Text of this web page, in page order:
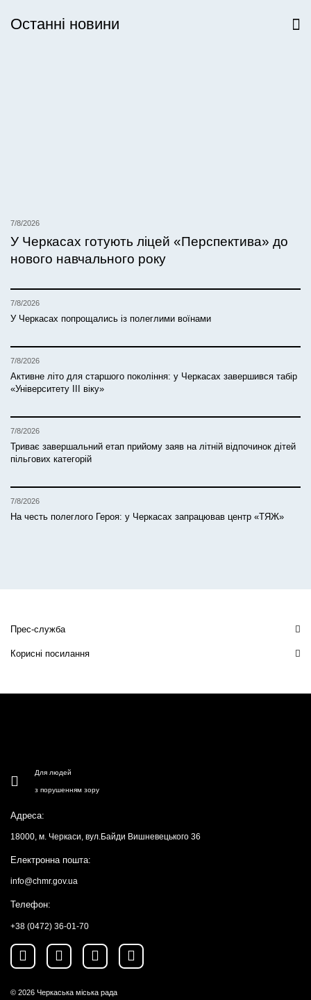
Останні новини
7/8/2026
У Черкасах готують ліцей «Перспектива» до
нового навчального року
7/8/2026
У Черкасах попрощались із полеглими воїнами
7/8/2026
Активне літо для старшого покоління: у Черкасах завершився табір
«Університету ІІІ віку»
7/8/2026
Триває завершальний етап прийому заяв на літній відпочинок дітей
пільгових категорій
7/8/2026
На честь полеглого Героя: у Черкасах запрацював центр «ТЯЖ»
Прес-служба
Корисні посилання
Для людей
з порушенням зору
Адреса:
18000, м. Черкаси, вул.Байди Вишневецького 36
Електронна пошта:
info@chmr.gov.ua
Телефон:
+38 (0472) 36-01-70
© 2026 Черкаська міська рада